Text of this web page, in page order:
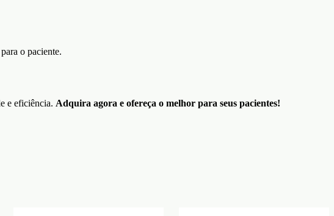
o paciente.
e eficiência. Adquira agora e ofereça o melhor para seus pacientes!